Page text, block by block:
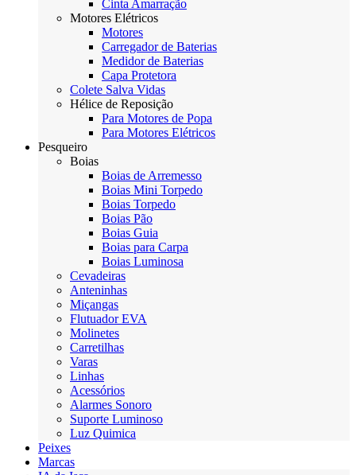
Cinta Amarração
Motores Elétricos
Motores
Carregador de Baterias
Medidor de Baterias
Capa Protetora
Colete Salva Vidas
Hélice de Reposição
Para Motores de Popa
Para Motores Elétricos
Pesqueiro
Boias
Boias de Arremesso
Boias Mini Torpedo
Boias Torpedo
Boias Pão
Boias Guia
Boias para Carpa
Boias Luminosa
Cevadeiras
Anteninhas
Miçangas
Flutuador EVA
Molinetes
Carretilhas
Varas
Linhas
Acessórios
Alarmes Sonoro
Suporte Luminoso
Luz Quimica
Peixes
Marcas